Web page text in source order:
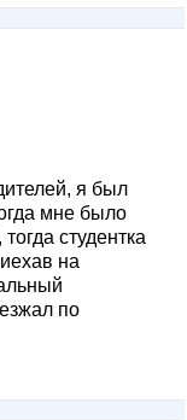
я был
мне было
студентка
на
по